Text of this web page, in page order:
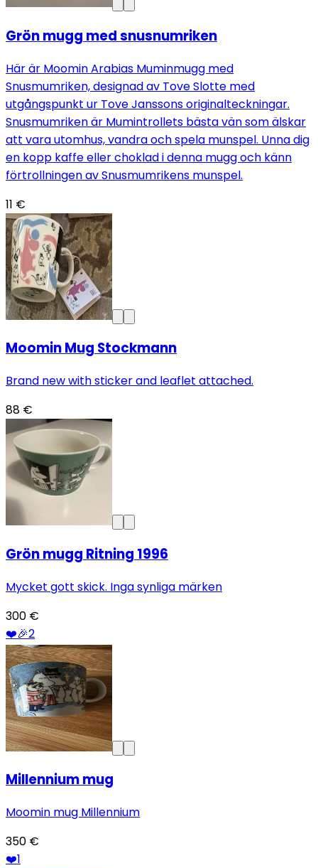
Grön mugg med snusnumriken
Här är Moomin Arabias Muminmugg med
Snusmumriken, designad av Tove Slotte med
utgångspunkt ur Tove Janssons originalteckningar.
Snusmumriken är Mumintrollets bästa vän som älskar
att vara utomhus, vandra och spela munspel. Unna dig
en kopp kaffe eller choklad i denna mugg och känn
förtrollningen av Snusmumrikens munspel.
11 €
Moomin Mug Stockmann
Brand new with sticker and leaflet attached.
88 €
Grön mugg Ritning 1996
Mycket gott skick. Inga synliga märken
300 €
❤️🎉2
Millennium mug
Moomin mug Millennium
350 €
❤️1